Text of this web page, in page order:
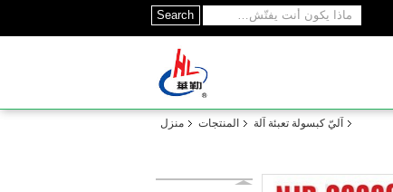
Search
منزل المنتجات آليّ كبسولة تعبئة آلة